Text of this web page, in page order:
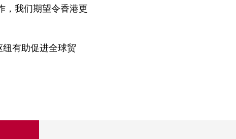
，我们期望令香港更
有助促进全球贸